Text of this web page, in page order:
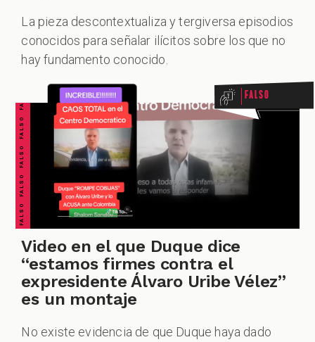
La pieza descontextualiza y tergiversa episodios
conocidos para señalar ilícitos sobre los que no
hay fundamento conocido.
FALSO FALSO FALSO FALSO FALSO FALSO FALSO Falso
Video en el que Duque dice
“estamos firmes contra el
expresidente Álvaro Uribe Vélez”
es un montaje
No existe evidencia de que Duque haya dado